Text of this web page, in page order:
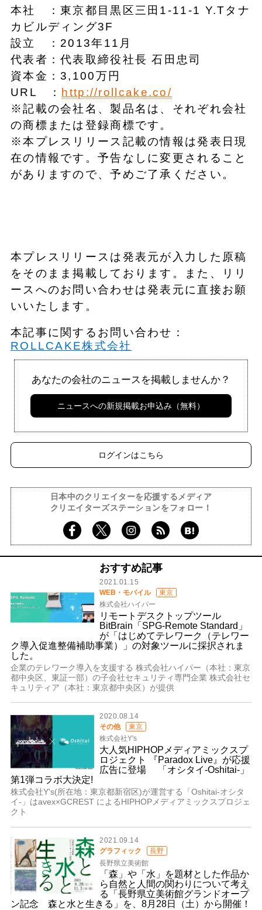
本社 ：東京都目黒区三田1-11-1 Y.Tタナ
カビルディング3F
設立 ：2013年11月
代表者：代表取締役社長 石田忠司
資本金：3,100万円
URL ：
http://rollcake.co/
※記載の会社名、製品名は、それぞれ会社
の商標または登録商標です。
※本プレスリリース記載の情報は発表日現
在の情報です。予告なしに変更されること
がありますので、予めご了承ください。
本プレスリリースは発表元が入力した原稿
をそのまま掲載しております。また、リリ
ースへのお問い合わせは発表元に直接お願
いいたします。
本記事に関するお問い合わせ：
ROLLCAKE株式会社
あなたの会社のニュースを掲載しませんか？
ニュースへの新規掲載お申込み（無料）
ログインはこちら
日本中のクリエイターを応援するメディア
クリエイターズステーションをフォロー！
おすすめ記事
2021.01.15
WEB・モバイル
東京
株式会社ハイパー
リモートデスクトップツール
BitBrain「SPG-Remote Standard」
が「はじめてテレワーク（テレワー
ク導入促進整備補助事業）」の対象ツールに採択されま
した。
企業のテレワーク導入を支援する 株式会社ハイパー（本社：東京
都中央区、東証一部）の子会社セキュリティ専門企業 株式会社セ
キュリティア（本社：東京都中央区）が提供
2020.08.14
その他
東京
株式会社Y's
大人気HIPHOPメディアミックスプ
ロジェクト 『Paradox Live』が応援
広告に登場 「オシタイ-Oshitai-」
第1弾コラボ大決定!
株式会社Y's(所在地：東京都新宿区)が運営する「Oshitai-オシタ
イ-」はavex×GCREST によるHIPHOPメディアミックスプロジェ
クト
2021.09.14
グラフィック
長野
長野県立美術館
「森」や「水」を題材とした作品か
ら自然と人間の関わりについて考え
る「長野県立美術館グランドオープ
ン記念 森と水と生きる」を、8月28日（土）から開催！